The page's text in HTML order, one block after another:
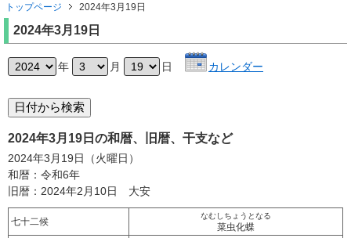
トップページ 2024年3月19日
2024年3月19日
年 月 日 カレンダー
2024年3月19日の和暦、旧暦、干支など
2024年3月19日（火曜日）
和暦：令和6年
旧暦：2024年2月10日 大安
七十二候
なむしちょうとなる
菜虫化蝶